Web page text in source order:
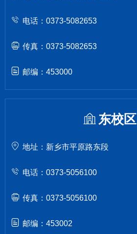
电话：0373-5082653
传真：0373-5082653
邮编：453000
东校区
地址：新乡市平原路东段
电话：0373-5056100
传真：0373-5056100
邮编：453002